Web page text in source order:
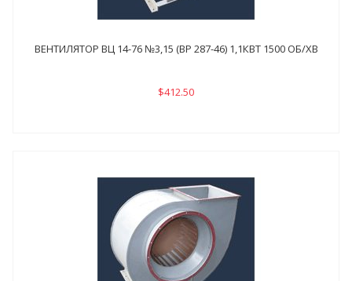
ВЕНТИЛЯТОР ВЦ 14-76 №3,15 (ВР 287-46) 1,1КВТ 1500 ОБ/ХВ
$412.50